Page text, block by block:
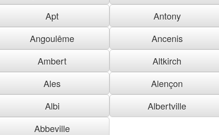
Apt
Antony
Angoulême
Ancenis
Ambert
Altkirch
Ales
Alençon
Albi
Albertville
Abbeville